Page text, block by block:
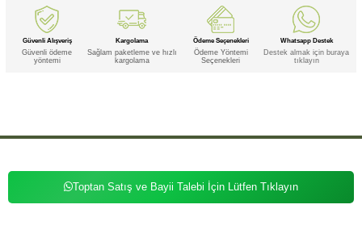
Güvenli Alışveriş
Güvenli ödeme
yöntemi
Kargolama
Sağlam paketleme ve hızlı
kargolama
Ödeme Seçenekleri
Ödeme Yöntemi
Seçenekleri
Whatsapp Destek
Destek almak için buraya
tıklayın
Toptan Satış ve Bayii Talebi İçin Lütfen Tıklayın